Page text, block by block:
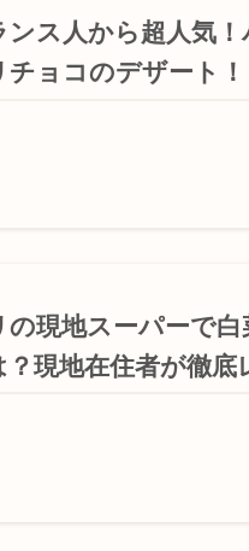
ンス人から超人気
チョコのデザート！
の現地スーパーで白
？現地在住者が徹底